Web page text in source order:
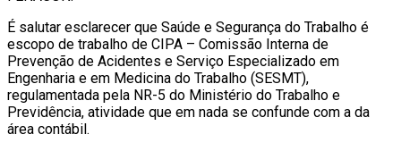
É salutar esclarecer que Saúde e Segurança do Trabalho é
escopo de trabalho de CIPA – Comissão Interna de
Prevenção de Acidentes e Serviço Especializado em
Engenharia e em Medicina do Trabalho (SESMT),
regulamentada pela NR-5 do Ministério do Trabalho e
Previdência, atividade que em nada se confunde com a da
área contábil.